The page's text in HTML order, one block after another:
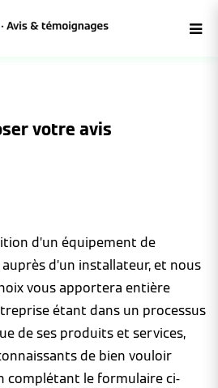
votre avis
d’un équipement de
d’un installateur, et nous
vous apportera entière
étant dans un processus
de ses produits et services,
de bien vouloir
complétant le formulaire ci-